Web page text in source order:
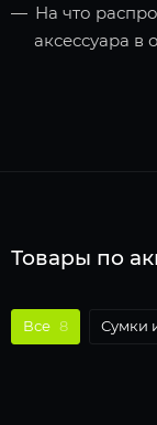
На что
аксессуара в
Товары по
Все 8 Сумки